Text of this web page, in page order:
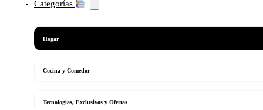
Categorías
Hogar
Cocina y Comedor
Tecnologias, Exclusivos y Ofertas